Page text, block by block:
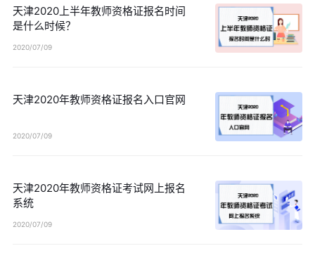
天津2020上半年教师资格证报名时间
是什么时候？
2020/07/09
天津2020年教师资格证报名入口官网
2020/07/09
天津2020年教师资格证考试网上报名
系统
2020/07/09